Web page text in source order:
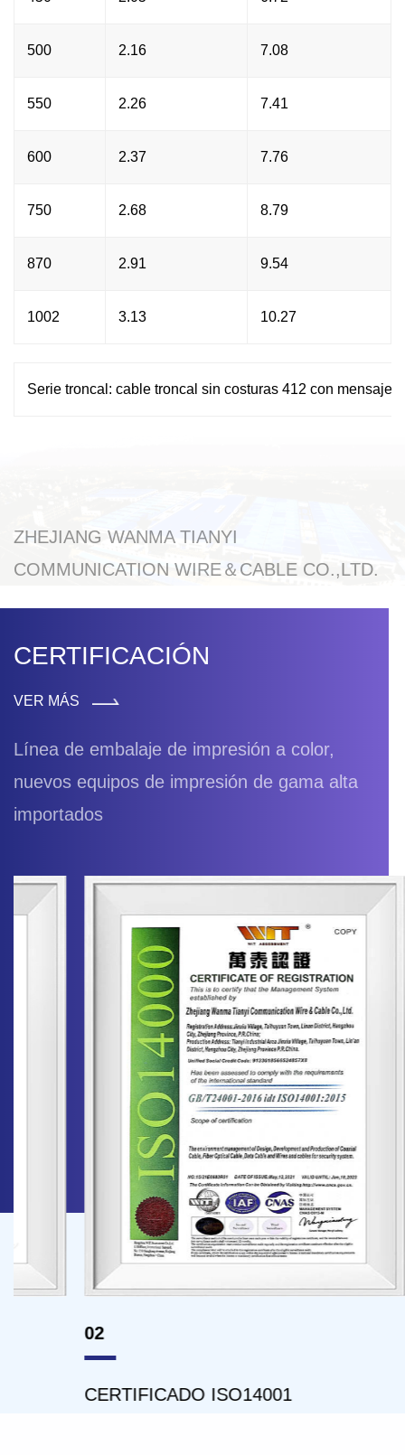
500 2.16 7.08
550 2.26 7.41
600 2.37 7.76
750 2.68 8.79
870 2.91 9.54
1002 3.13 10.27
Serie troncal: cable troncal sin costuras 412 con mensajero
ZHEJIANG WANMA TIANYI
COMMUNICATION WIRE＆CABLE CO.,LTD.
CERTIFICACIÓN
VER MÁS
Línea de embalaje de impresión a color,
nuevos equipos de impresión de gama alta
importados
CERTIFICADO ISO14001